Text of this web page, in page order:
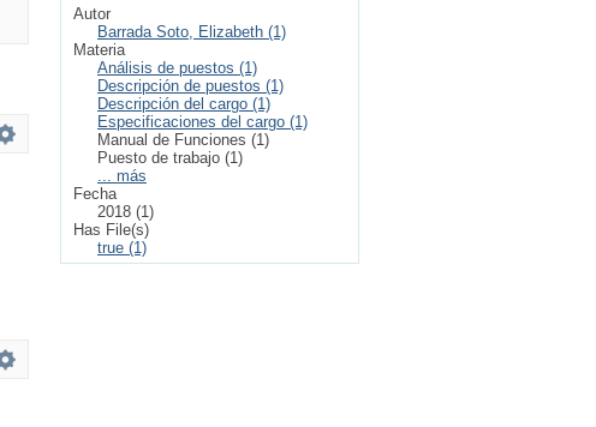
Autor
Barrada Soto, Elizabeth (1)
Materia
Análisis de puestos (1)
Descripción de puestos (1)
Descripción del cargo (1)
Especificaciones del cargo (1)
Manual de Funciones (1)
Puesto de trabajo (1)
... más
Fecha
2018 (1)
Has File(s)
true (1)